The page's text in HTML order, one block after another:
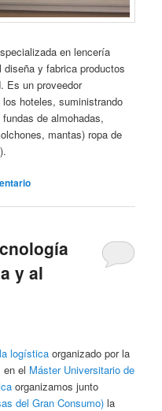
en lencería
y fabrica productos
Es un proveedor
hoteles, suministrando
de almohadas,
mantas) ropa de
y al
logística organizado por la
en el Máster Universitario de
organizamos junto
del Gran Consumo) la